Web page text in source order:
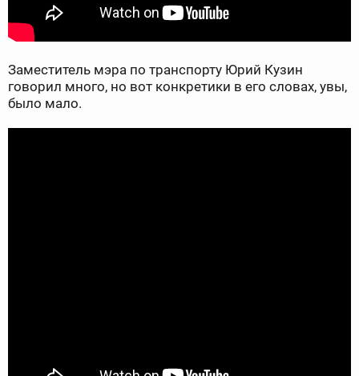
Заместитель мэра по транспорту Юрий Кузин
говорил много, но вот конкретики в его словах, увы,
было мало.